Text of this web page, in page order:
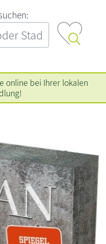
online bei Ihrer lokalen